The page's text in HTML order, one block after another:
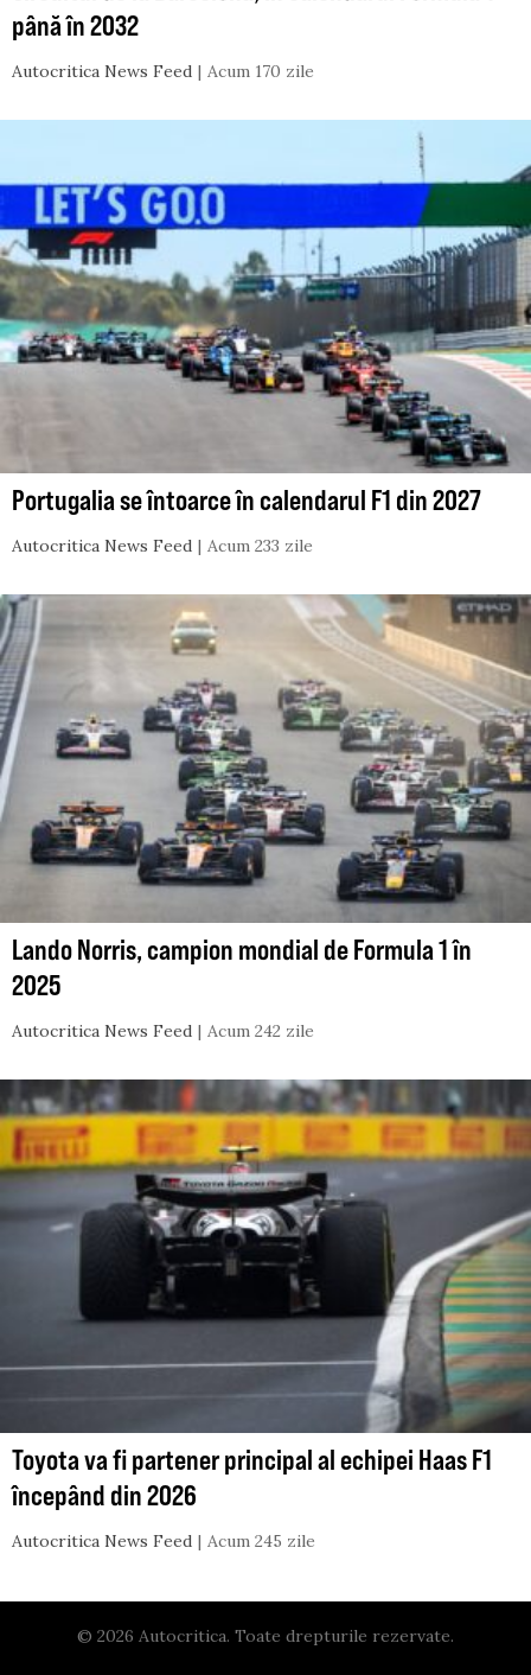
până în 2032
Autocritica News Feed Acum 170 zile
Portugalia se întoarce în calendarul F1 din 2027
Autocritica News Feed Acum 233 zile
Lando Norris, campion mondial de Formula 1 în
2025
Autocritica News Feed Acum 242 zile
Toyota va fi partener principal al echipei Haas F1
începând din 2026
Autocritica News Feed Acum 245 zile
© 2026 Autocritica. Toate drepturile rezervate.